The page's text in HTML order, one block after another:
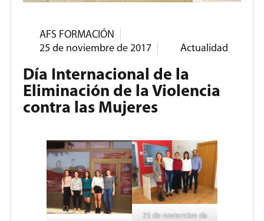
AFS FORMACIÓN
25 de noviembre de 2017
Actualidad
Día Internacional de la
Eliminación de la Violencia
contra las Mujeres
25 de noviembre da